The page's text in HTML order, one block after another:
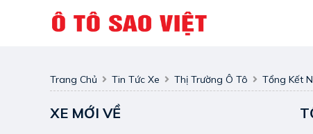
Trang Chủ Tin Tức Xe Thị Trường Ô Tô Tổng Kết
XE MỚI VỀ